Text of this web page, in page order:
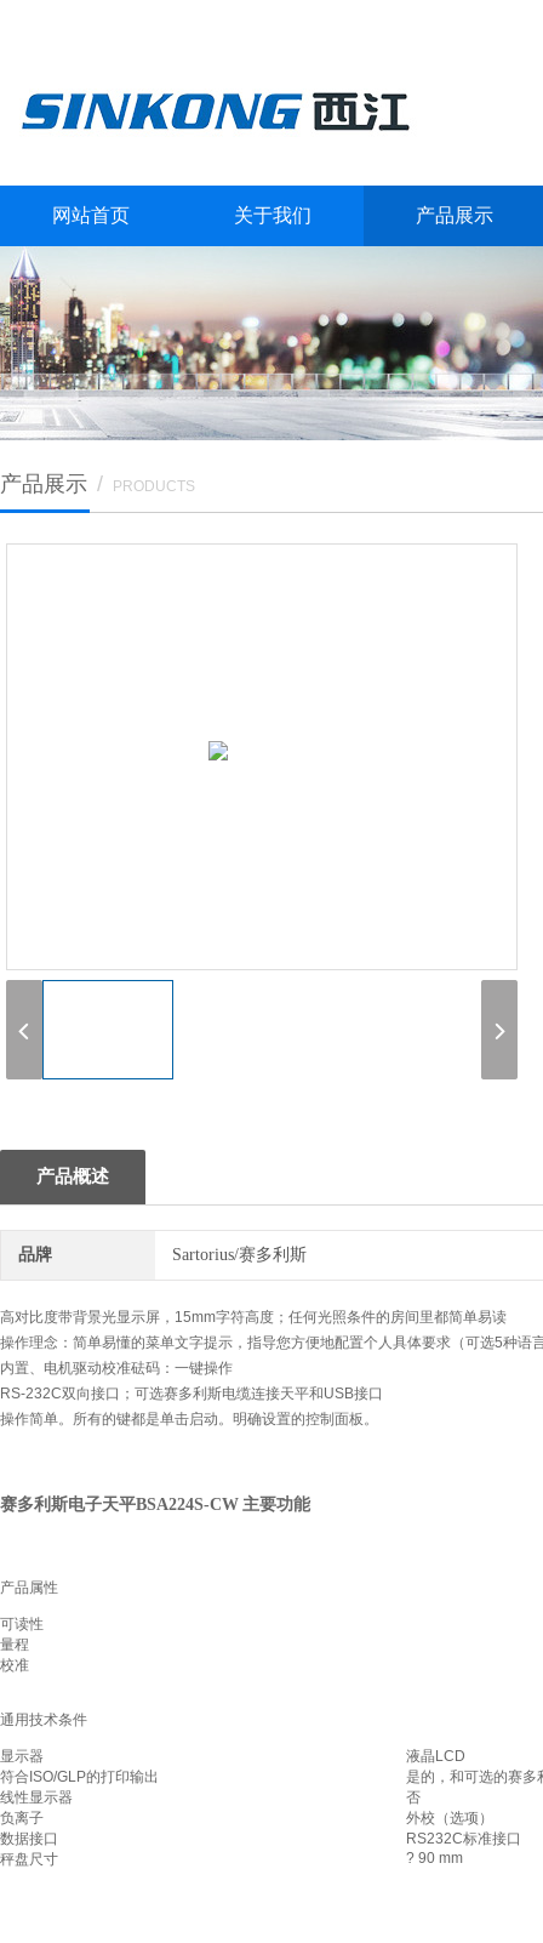
网站首页 关于我们 产品展示
产品展示 / PRODUCTS
产品概述
品牌 Sartorius/赛多利斯
高对比度带背景光显示屏，15mm字符高度；任何光照条件的房间里都简单易读
操作理念：简单易懂的菜单文字提示，指导您方便地配置个人具体要求（可选5种语
内置、电机驱动校准砝码：一键操作
RS-232C双向接口；可选赛多利斯电缆连接天平和USB接口
操作简单。所有的键都是单击启动。明确设置的控制面板。
赛多利斯电子天平BSA224S-CW 主要功能
产品属性
可读性
量程
校准
通用技术条件
显示器
液晶LCD
符合ISO/GLP的打印输出
是的，和可选的赛多
线性显示器
否
负离子
外校（选项）
数据接口
RS232C标准接口
秤盘尺寸
? 90 mm